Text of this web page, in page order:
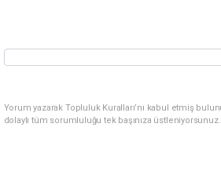
Yorum yazarak Topluluk Kuralları’nı kabul etmiş
dolaylı tüm sorumluluğu tek başınıza